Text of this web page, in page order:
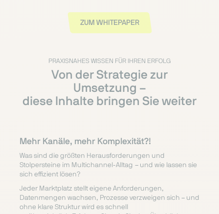
ZUM WHITEPAPER
PRAXISNAHES WISSEN FÜR IHREN ERFOLG
Von der Strategie zur
Umsetzung –
diese Inhalte bringen Sie weiter
Mehr Kanäle, mehr Komplexität?!
Was sind die größten Herausforderungen und
Stolpersteine im Multichannel-Alltag – und wie lassen sie
sich effizient lösen?
Jeder Marktplatz stellt eigene Anforderungen,
Datenmengen wachsen, Prozesse verzweigen sich – und
ohne klare Struktur wird es schnell